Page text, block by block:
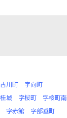
川町
字向町
城 字桜町
字桜町南
字赤館
字部垂町